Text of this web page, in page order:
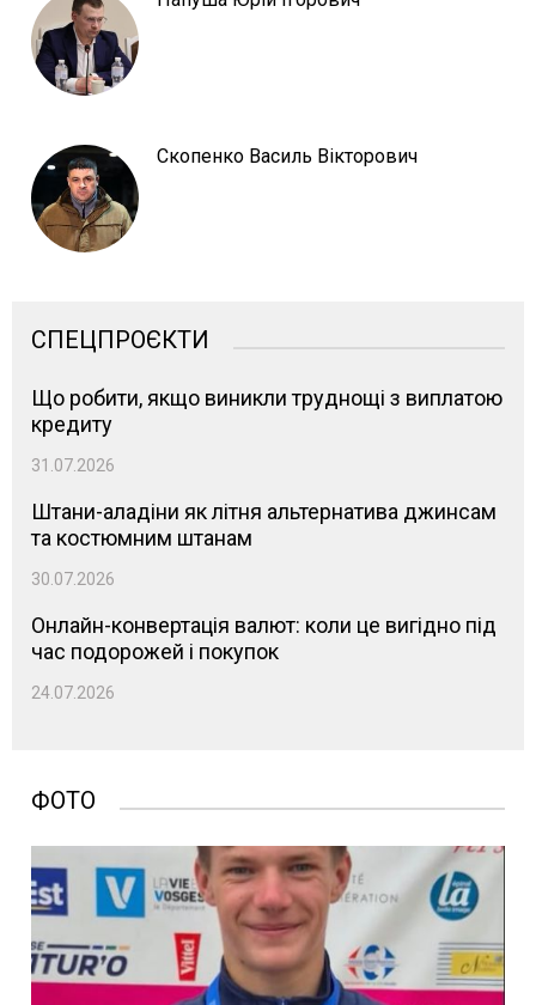
Скопенко Василь Вікторович
СПЕЦПРОЄКТИ
Що робити, якщо виникли труднощі з виплатою
кредиту
31.07.2026
Штани-аладіни як літня альтернатива джинсам
та костюмним штанам
30.07.2026
Онлайн-конвертація валют: коли це вигідно під
час подорожей і покупок
24.07.2026
ФОТО